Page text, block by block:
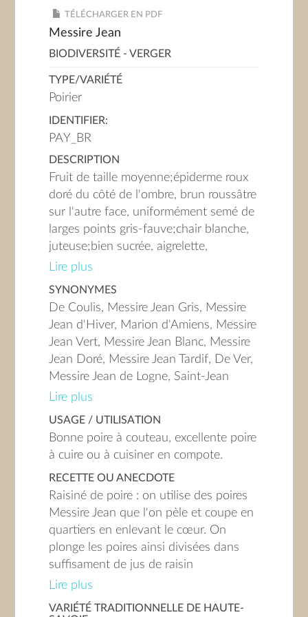
TÉLÉCHARGER EN PDF
Messire Jean
BIODIVERSITÉ - VERGER
TYPE/VARIÉTÉ
Poirier
IDENTIFIER:
PAY_BR
DESCRIPTION
Fruit de taille moyenne;épiderme roux
doré du côté de l'ombre, brun roussâtre
sur l'autre face, uniformément semé de
larges points gris-fauve;chair blanche,
juteuse;bien sucrée, aigrelette,
agréablement parfumée;pédoncule
Lire plus
SYNONYMES
De Coulis, Messire Jean Gris, Messire
Jean d'Hiver, Marion d'Amiens, Messire
Jean Vert, Messire Jean Blanc, Messire
Jean Doré, Messire Jean Tardif, De Ver,
Messire Jean de Logne, Saint-Jean
d'Anjou, Saint-Jean Musqué, De
Monsieur Jean, Messire Jean Chaulis,
De la communauté, De Couvent,
Emmilacour, John Dory, Messire Jean
Romain, Messire Jaune Doré.
Lire plus
USAGE / UTILISATION
Bonne poire à couteau, excellente poire
à cuire ou à cuisiner en compote.
RECETTE OU ANECDOTE
Raisiné de poire : on utilise des poires
Messire Jean que l'on pèle et coupe en
quartiers en enlevant le cœur. On
plonge les poires ainsi divisées dans
suffisament de jus de raisin
fraîchement pressé pour les baigner.
Puis, on met à cuire à grand feu jusqu'à
Lire plus
VARIÉTÉ TRADITIONNELLE DE HAUTE-